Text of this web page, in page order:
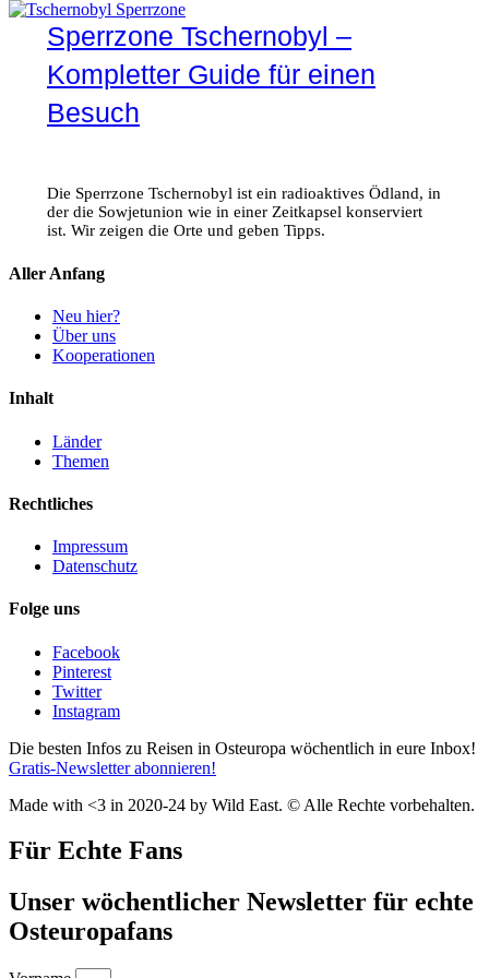
Sperrzone Tschernobyl –
Kompletter Guide für einen
Besuch
Die Sperrzone Tschernobyl ist ein radioaktives Ödland, in
der die Sowjetunion wie in einer Zeitkapsel konserviert
ist. Wir zeigen die Orte und geben Tipps.
Aller Anfang
Neu hier?
Über uns
Kooperationen
Inhalt
Länder
Themen
Rechtliches
Impressum
Datenschutz
Folge uns
Facebook
Pinterest
Twitter
Instagram
Die besten Infos zu Reisen in Osteuropa wöchentlich in eure Inbox!
Gratis-Newsletter abonnieren!
Made with <3 in 2020-24 by Wild East. © Alle Rechte vorbehalten.
Für Echte Fans
Unser wöchentlicher Newsletter für echte
Osteuropafans